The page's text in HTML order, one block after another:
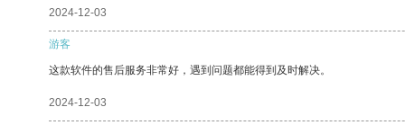
2024-12-03
游客
这款软件的售后服务非常好，遇到问题都能得到及时解决。
2024-12-03